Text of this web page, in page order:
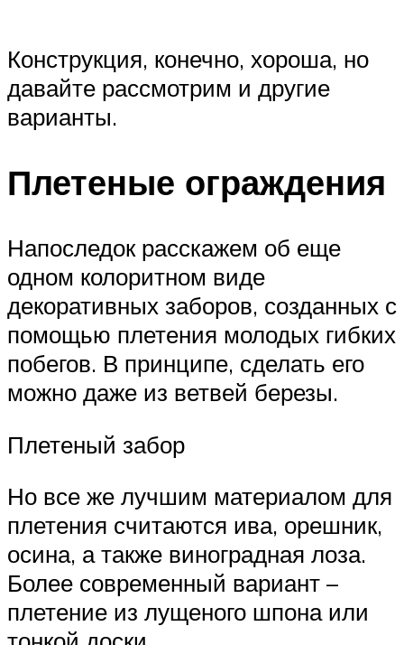
Конструкция, конечно, хороша, но
давайте рассмотрим и другие
варианты.
Плетеные ограждения
Напоследок расскажем об еще
одном колоритном виде
декоративных заборов, созданных с
помощью плетения молодых гибких
побегов. В принципе, сделать его
можно даже из ветвей березы.
Плетеный забор
Но все же лучшим материалом для
плетения считаются ива, орешник,
осина, а также виноградная лоза.
Более современный вариант –
плетение из лущеного шпона или